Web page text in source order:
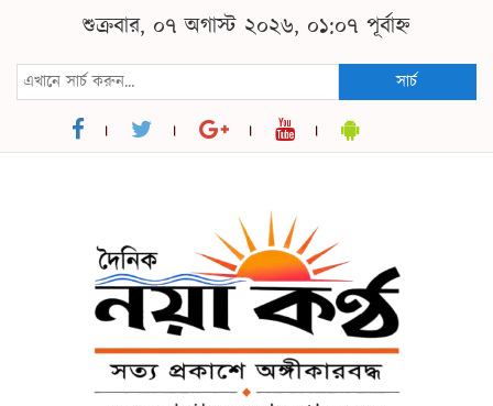
শুক্রবার, ০৭ অগাস্ট ২০২৬, ০১:০৭ পূর্বাহ্ন
সার্চ